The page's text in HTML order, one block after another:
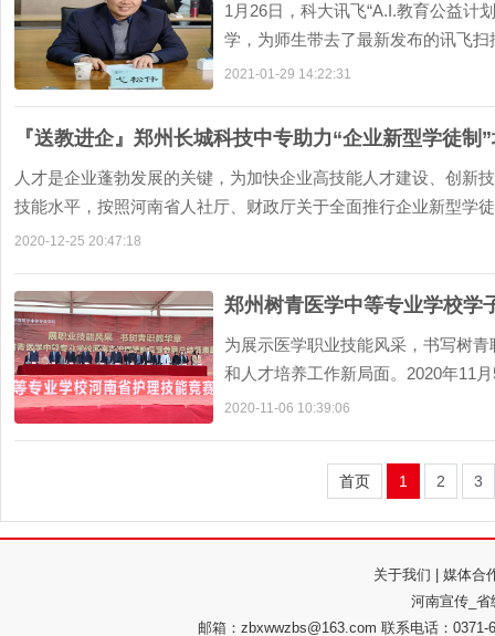
1月26日，科大讯飞“A.I.教育公益
学，为师生带去了最新发布的讯飞
松伟，英语教研组组长谭杰，科大讯
2021-01-29 14:22:31
『送教进企』郑州长城科技中专助力“企业新型学徒制
人才是企业蓬勃发展的关键，为加快企业高技能人才建设、创新
技能水平，按照河南省人社厅、财政厅关于全面推行企业新型学
2020-12-25 20:47:18
郑州树青医学中等专业学校学
为展示医学职业技能风采，书写树
和人才培养工作新局面。2020年11
行河南省护理技能竞赛参赛总结和表
2020-11-06 10:39:06
首页 1 2 3
关于我们
媒体合
河南宣传_省
邮箱：zbxwwzbs@163.com 联系电话：